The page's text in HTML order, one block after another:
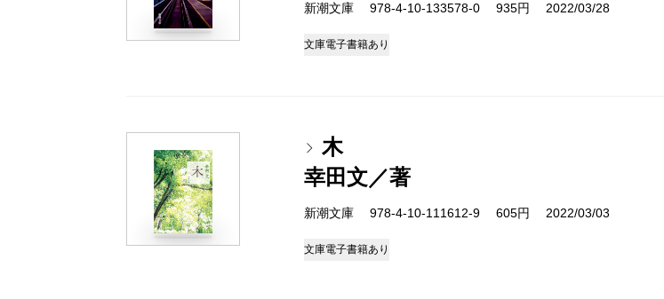
新潮文庫 978-4-10-133578-0 935円 2022/03/28
文庫電子書籍あり
木
幸田文／著
新潮文庫 978-4-10-111612-9 605円 2022/03/03
文庫電子書籍あり